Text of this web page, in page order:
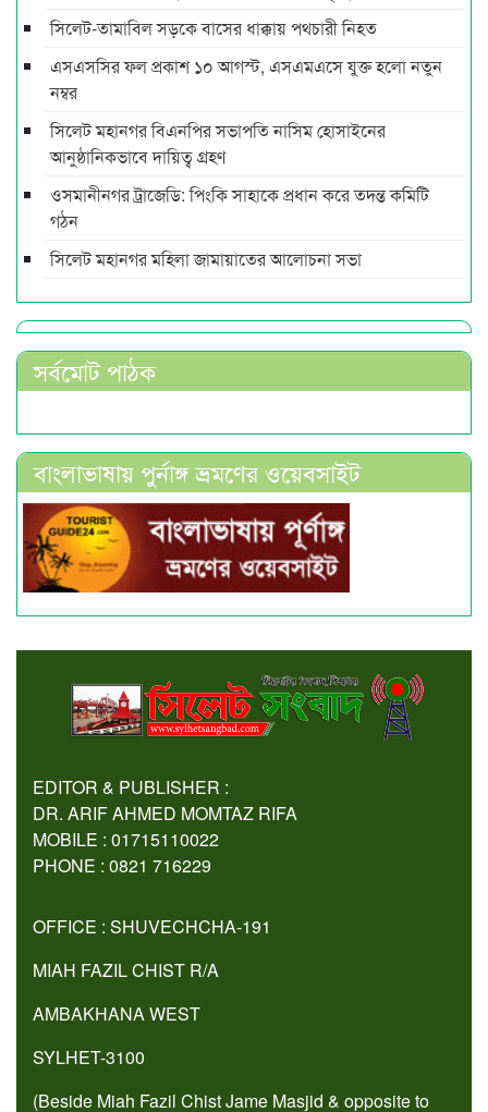
সিলেট-তামাবিল সড়কে বাসের ধাক্কায় পথচারী নিহত
এসএসসির ফল প্রকাশ ১০ আগস্ট, এসএমএসে যুক্ত হলো নতুন
নম্বর
সিলেট মহানগর বিএনপির সভাপতি নাসিম হোসাইনের
আনুষ্ঠানিকভাবে দায়িত্ব গ্রহণ
ওসমানীনগর ট্রাজেডি: পিংকি সাহাকে প্রধান করে তদন্ত কমিটি
গঠন
সিলেট মহানগর মহিলা জামায়াতের আলোচনা সভা
সর্বমোট পাঠক
বাংলাভাষায় পুর্নাঙ্গ ভ্রমণের ওয়েবসাইট
EDITOR & PUBLISHER :
DR. ARIF AHMED MOMTAZ RIFA
MOBILE : 01715110022
PHONE : 0821 716229
OFFICE : SHUVECHCHA-191
MIAH FAZIL CHIST R/A
AMBAKHANA WEST
SYLHET-3100
(Beside Miah Fazil Chist Jame Masjid & opposite to